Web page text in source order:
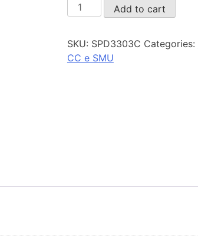
SPD3303C
quantity
Add to cart
SKU: SPD3303C Categories:
CC e SMU